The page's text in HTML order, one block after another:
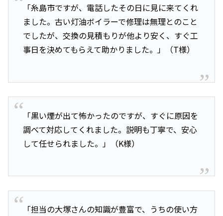
「糸島市ですが、電話したその日に見に来てくれ
ました。古い灯油ボイラーで修理は無理とのこと
でしたが、交換の見積もりが他より安く、すぐ工
事日を決めてもらえて助かりました。」（T様）
「黒い煙が出て怖かったのですが、すぐに原因を
調べて対応してくれました。説明も丁寧で、安心
して任せられました。」（K様）
「担当の大塚さんの知識が豊富で、うちの使い方